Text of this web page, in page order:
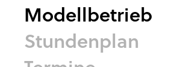
Modellbetrieb
Stundenplan